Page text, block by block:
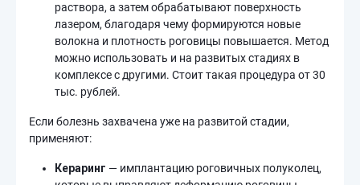
раствора, а затем обрабатывают поверхность
лазером, благодаря чему формируются новые
волокна и плотность роговицы повышается. Метод
можно использовать и на развитых стадиях в
комплексе с другими. Стоит такая процедура от 30
тыс. рублей.
Если болезнь захвачена уже на развитой стадии,
применяют:
Кераринг — имплантацию роговичных полуколец,